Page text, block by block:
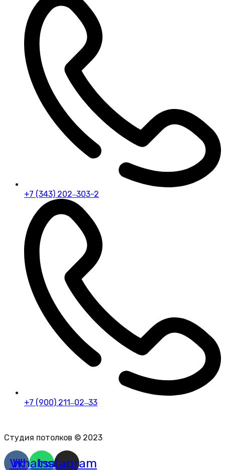
+7 (343) 202‒303-2
+7 (900) 211‒02‒33
Студия потолков © 2023
Vk
Whatsapp
Instagram